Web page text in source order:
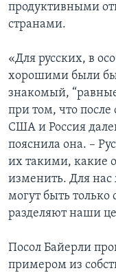
продуктивными
странами.
«Для русских, в
хорошими были
знакомый,
при том, что
США и Россия
пояснила она. –
их такими, какие
изменить. Для
могут быть
разделяют наши
Посол Байерли
примером из